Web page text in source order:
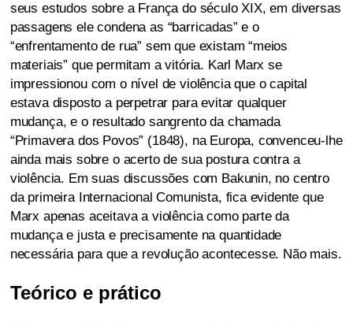
seus estudos sobre a França do século XIX, em diversas
passagens ele condena as “barricadas” e o
“enfrentamento de rua” sem que existam “meios
materiais” que permitam a vitória. Karl Marx se
impressionou com o nível de violência que o capital
estava disposto a perpetrar para evitar qualquer
mudança, e o resultado sangrento da chamada
“Primavera dos Povos” (1848), na Europa, convenceu-lhe
ainda mais sobre o acerto de sua postura contra a
violência. Em suas discussões com Bakunin, no centro
da primeira Internacional Comunista, fica evidente que
Marx apenas aceitava a violência como parte da
mudança e justa e precisamente na quantidade
necessária para que a revolução acontecesse. Não mais.
Teórico e prático